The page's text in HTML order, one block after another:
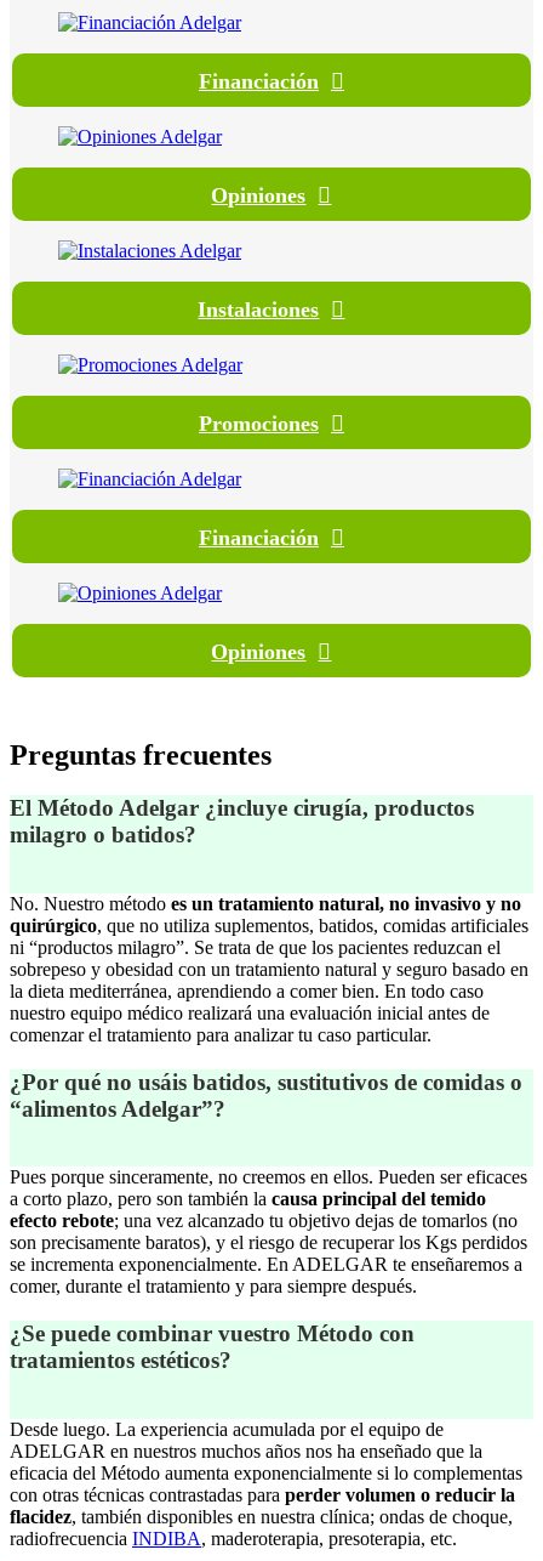
Financiación
Opiniones
Instalaciones
Promociones
Financiación
Opiniones
Preguntas frecuentes
El Método Adelgar ¿incluye cirugía, productos
milagro o batidos?
No. Nuestro método es un tratamiento natural, no invasivo y no
quirúrgico, que no utiliza suplementos, batidos, comidas artificiales
ni “productos milagro”. Se trata de que los pacientes reduzcan el
sobrepeso y obesidad con un tratamiento natural y seguro basado en
la dieta mediterránea, aprendiendo a comer bien. En todo caso
nuestro equipo médico realizará una evaluación inicial antes de
comenzar el tratamiento para analizar tu caso particular.
¿Por qué no usáis batidos, sustitutivos de comidas o
“alimentos Adelgar”?
Pues porque sinceramente, no creemos en ellos. Pueden ser eficaces
a corto plazo, pero son también la causa principal del temido
efecto rebote; una vez alcanzado tu objetivo dejas de tomarlos (no
son precisamente baratos), y el riesgo de recuperar los Kgs perdidos
se incrementa exponencialmente. En ADELGAR te enseñaremos a
comer, durante el tratamiento y para siempre después.
¿Se puede combinar vuestro Método con
tratamientos estéticos?
Desde luego. La experiencia acumulada por el equipo de
ADELGAR en nuestros muchos años nos ha enseñado que la
eficacia del Método aumenta exponencialmente si lo complementas
con otras técnicas contrastadas para perder volumen o reducir la
flacidez, también disponibles en nuestra clínica; ondas de choque,
radiofrecuencia INDIBA, maderoterapia, presoterapia, etc.